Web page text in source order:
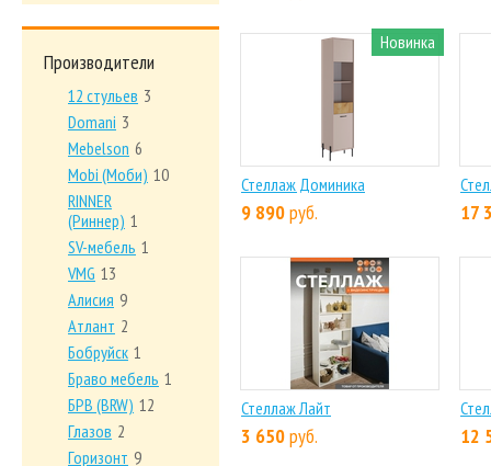
Новинка
Стеллаж Доминика
9 890руб. 17
Стеллаж Лайт
3 650руб. 12
Производители
12 стульев 3
Domani 3
Mebelson 6
Mobi (Моби) 10
RINNER
(Риннер) 1
SV-мебель 1
VMG 13
Алисия 9
Атлант 2
Бобруйск 1
Браво мебель 1
БРВ (BRW) 12
Глазов 2
Горизонт 9